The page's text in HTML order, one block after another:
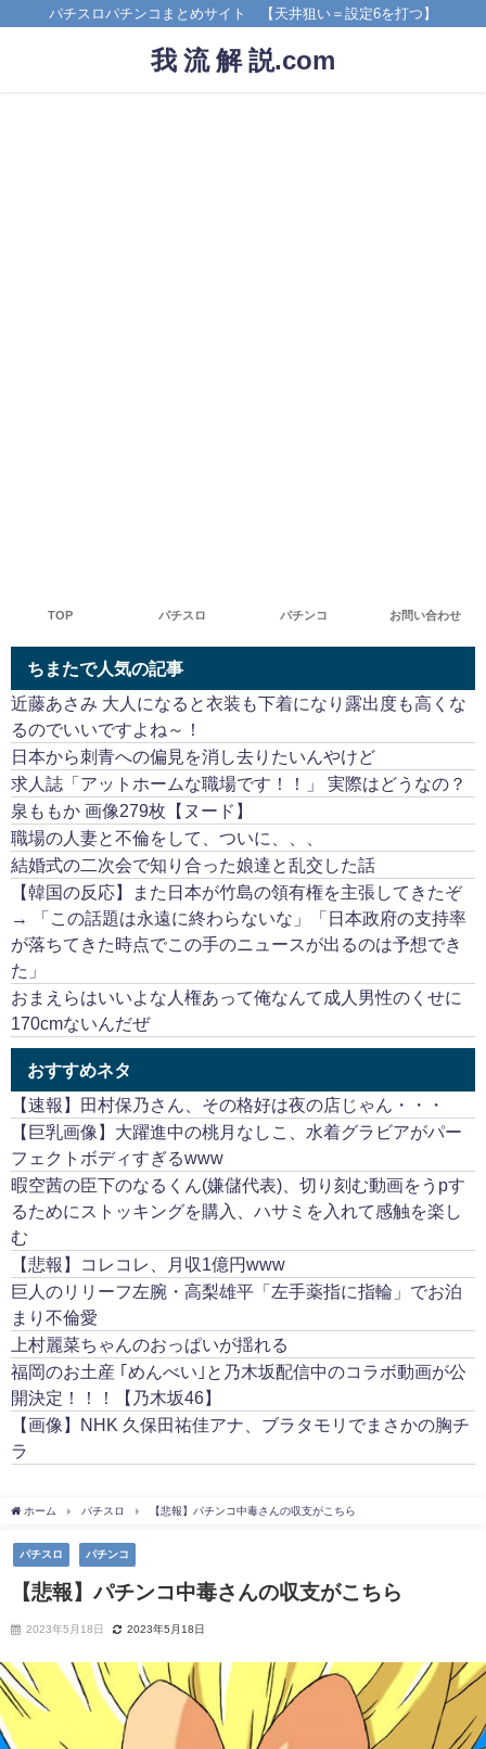
パチスロパチンコまとめサイト 【天井狙い＝設定6を打つ】
我 流 解 説.com
TOP パチスロ パチンコ お問い合わせ
ちまたで人気の記事
近藤あさみ 大人になると衣装も下着になり露出度も高くな
るのでいいですよね～！
日本から刺青への偏見を消し去りたいんやけど
求人誌「アットホームな職場です！！」 実際はどうなの？
泉ももか 画像279枚【ヌード】
職場の人妻と不倫をして、ついに、、、
結婚式の二次会で知り合った娘達と乱交した話
【韓国の反応】また日本が竹島の領有権を主張してきたぞ
→ 「この話題は永遠に終わらないな」「日本政府の支持率
が落ちてきた時点でこの手のニュースが出るのは予想でき
た」
おまえらはいいよな人権あって俺なんて成人男性のくせに
170cmないんだぜ
おすすめネタ
【速報】田村保乃さん、その格好は夜の店じゃん・・・
【巨乳画像】大躍進中の桃月なしこ、水着グラビアがパー
フェクトボディすぎるwww
暇空茜の臣下のなるくん(嫌儲代表)、切り刻む動画をうpす
るためにストッキングを購入、ハサミを入れて感触を楽し
む
【悲報】コレコレ、月収1億円www
巨人のリリーフ左腕・高梨雄平「左手薬指に指輪」でお泊
まり不倫愛
上村麗菜ちゃんのおっぱいが揺れる
福岡のお土産 ｢めんべい｣と乃木坂配信中のコラボ動画が公
開決定！！！【乃木坂46】
【画像】NHK 久保田祐佳アナ、ブラタモリでまさかの胸チ
ラ
ホーム パチスロ 【悲報】パチンコ中毒さんの収支がこちら
パチスロ パチンコ
【悲報】パチンコ中毒さんの収支がこちら
2023年5月18日 2023年5月18日